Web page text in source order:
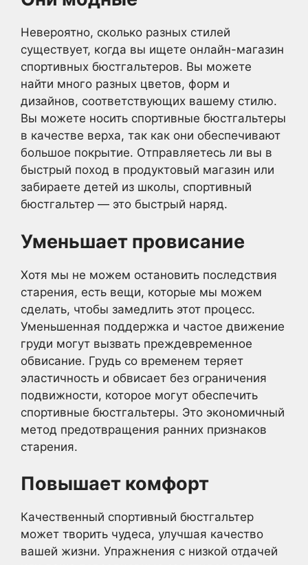
Невероятно, сколько разных стилей
существует, когда вы ищете онлайн-магазин
спортивных бюстгальтеров. Вы можете
найти много разных цветов, форм и
дизайнов, соответствующих вашему стилю.
Вы можете носить спортивные бюстгальтеры
в качестве верха, так как они обеспечивают
большое покрытие. Отправляетесь ли вы в
быстрый поход в продуктовый магазин или
забираете детей из школы, спортивный
бюстгальтер — это быстрый наряд.
Уменьшает провисание
Хотя мы не можем остановить последствия
старения, есть вещи, которые мы можем
сделать, чтобы замедлить этот процесс.
Уменьшенная поддержка и частое движение
груди могут вызвать преждевременное
обвисание. Грудь со временем теряет
эластичность и обвисает без ограничения
подвижности, которое могут обеспечить
спортивные бюстгальтеры. Это экономичный
метод предотвращения ранних признаков
старения.
Повышает комфорт
Качественный спортивный бюстгальтер
может творить чудеса, улучшая качество
вашей жизни. Упражнения с низкой отдачей